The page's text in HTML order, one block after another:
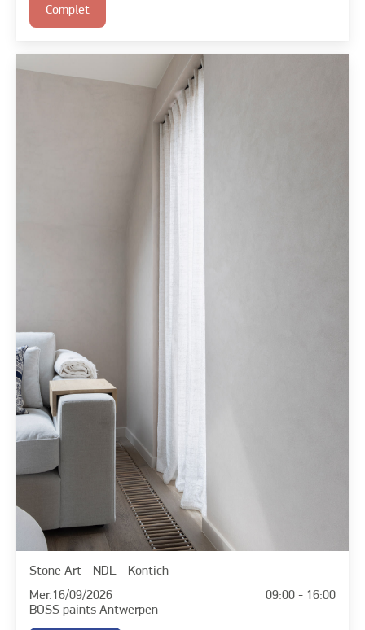
Complet
Stone Art - NDL - Kontich
Mer.16/09/2026
09:00 - 16:00
BOSS paints Antwerpen